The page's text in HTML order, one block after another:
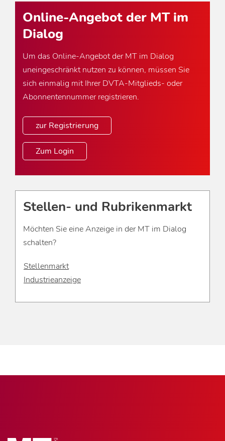
Online-Angebot der MT im
Dialog
Um das Online-Angebot der MT im Dialog
uneingeschränkt nutzen zu können, müssen Sie
sich einmalig mit Ihrer DVTA-Mitglieds- oder
Abonnentennummer registrieren.
zur Registrierung
Zum Login
Stellen- und Rubrikenmarkt
Möchten Sie eine Anzeige in der MT im Dialog
schalten?
Stellenmarkt
Industrieanzeige